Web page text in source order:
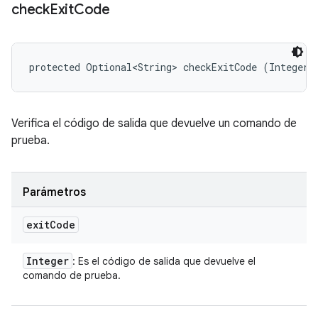
checkExitCode
protected Optional<String> checkExitCode (Integer
Verifica el código de salida que devuelve un comando de
prueba.
Parámetros
exitCode
Integer : Es el código de salida que devuelve el
comando de prueba.